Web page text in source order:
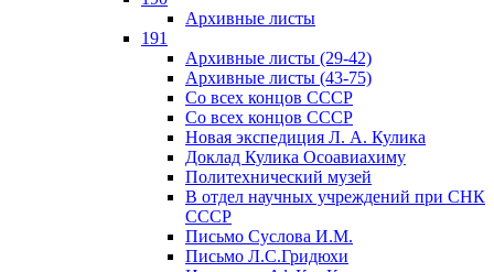
Архивные листы
191
Архивные листы (29-42)
Архивные листы (43-75)
Со всех концов СССР
Со всех концов СССР
Новая экспедиция Л. А. Кулика
Доклад Кулика Осоавиахиму
Политехнический музей
В отдел научных учреждений при СНК
СССР
Письмо Суслова И.М.
Письмо Л.С.Гридюхи